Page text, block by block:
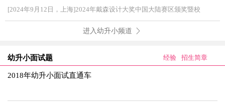
[2024年9月12日，上海]2024年戴森设计大奖中国大陆赛区颁奖暨校
进入幼升小频道
幼升小面试题 经验 招生简章
2018年幼升小面试直通车